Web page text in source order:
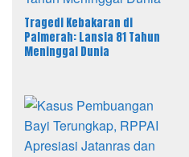
Tragedi Kebakaran di
Palmerah: Lansia 81 Tahun
Meninggal Dunia